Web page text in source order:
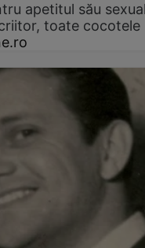
apetitul său
toate cocotele